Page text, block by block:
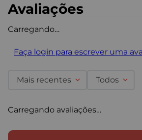
Avaliações
Carregando…
Faça login para escrever uma
Mais recentes Todos
Carregando avaliações…